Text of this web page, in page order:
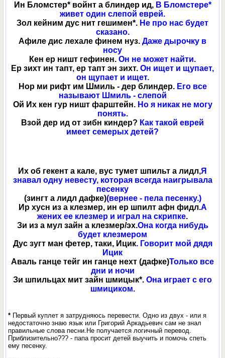
Ин Бломстер* войнт а блиндер ид, В Бломстере*
живет один слепой еврей.
Зол кейним дус нит гешимен*. Не про нас будет
сказано.
Афиле дис лехале финем нуз. Даже дырочку в
носу
Кен ер ништ гефинен. Он не может найти.
Ер зихт ин тапт, ер тапт эн зихт. Он ищет и щупает,
он щупает и ищет.
Нор ми рифт им Шмиль - дер блиндер.Его все
называют Шмиль - слепой
Ой Их кен гур ништ фарштейн. Но я никак не могу
понять.
Взой дер ид от зибн киндер? Как такой еврей
имеет семерых детей?
Их об гекент а кале, вус тумет шпильт а лидл,Я
знавал одну невесту, которая всегда наигрывала
песенку
(зингт а лидл дафке)(вернее - пела песенку.)
Ир хусн из а клезмер, ин ер шпилт афн фидл.А
жених ее клезмер и играл на скрипке.
Зи из а мул зайн а клезмер/эх.Она когда нибудь
будет клезмером
Дус зугт ман фетер, таки, Ицик. Говорит мой дядя
Ицик
Аваль ганце тейг ин ганце нехт (дафке)Только все
дни и ночи
Зи шпильцах мит зайн шмицык*. Она играет с его
шмициком.
* Первый куплет я затрудняюсь перевести. Одно из двух - или я
недостаточно знаю язык или Григорий Аркадьевич сам не знал
правильные слова песни.Не получается логичный перевод.
Приблизительно??? - папа просит детей выучить и помочь спеть
ему песенку.